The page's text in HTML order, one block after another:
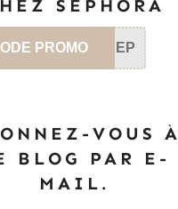
SEPHORA
PROMO SEP
VOUS À
BLOG PAR E-
MAIL.